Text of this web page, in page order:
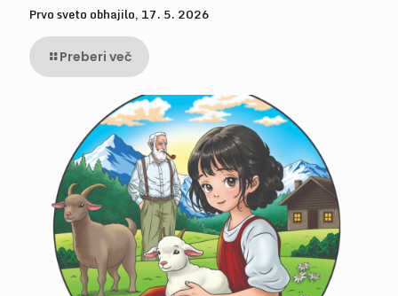
Prvo sveto obhajilo, 17. 5. 2026
Preberi več